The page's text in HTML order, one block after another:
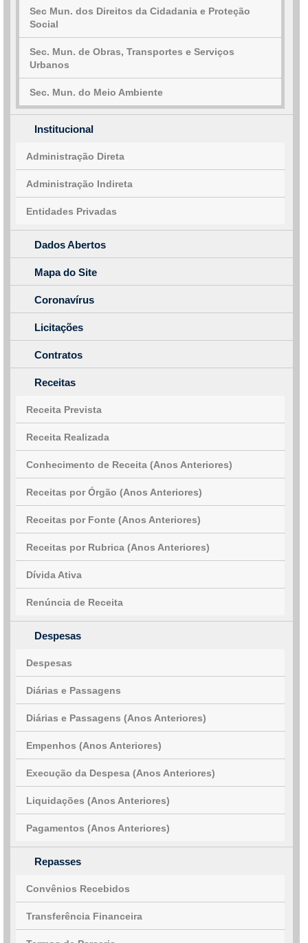
Sec Mun. dos Direitos da Cidadania e Proteção
Social
Sec. Mun. de Obras, Transportes e Serviços
Urbanos
Sec. Mun. do Meio Ambiente
Institucional
Administração Direta
Administração Indireta
Entidades Privadas
Dados Abertos
Mapa do Site
Coronavírus
Licitações
Contratos
Receitas
Receita Prevista
Receita Realizada
Conhecimento de Receita (Anos Anteriores)
Receitas por Órgão (Anos Anteriores)
Receitas por Fonte (Anos Anteriores)
Receitas por Rubrica (Anos Anteriores)
Dívida Ativa
Renúncia de Receita
Despesas
Despesas
Diárias e Passagens
Diárias e Passagens (Anos Anteriores)
Empenhos (Anos Anteriores)
Execução da Despesa (Anos Anteriores)
Liquidações (Anos Anteriores)
Pagamentos (Anos Anteriores)
Repasses
Convênios Recebidos
Transferência Financeira